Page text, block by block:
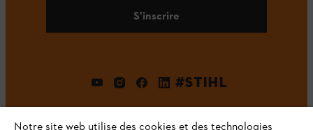
S'inscrire
#STIHL